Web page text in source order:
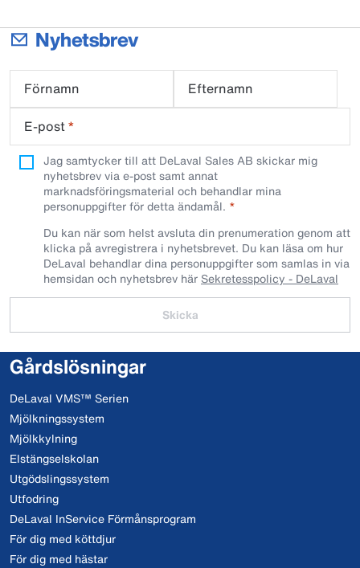
Nyhetsbrev
Förnamn
Efternamn
E-post*
Jag samtycker till att DeLaval Sales AB skickar mig
nyhetsbrev via e-post samt annat
marknadsföringsmaterial och behandlar mina
personuppgifter för detta ändamål.
Du kan när som helst avsluta din prenumeration genom att
klicka på avregistrera i nyhetsbrevet. Du kan läsa om hur
DeLaval behandlar dina personuppgifter som samlas in via
hemsidan och nyhetsbrev här Sekretesspolicy - DeLaval
Skicka
Gårdslösningar
DeLaval VMS™ Serien
Mjölkningssystem
Mjölkkylning
Elstängselskolan
Utgödslingssystem
Utfodring
DeLaval InService Förmånsprogram
För dig med köttdjur
För dig med hästar